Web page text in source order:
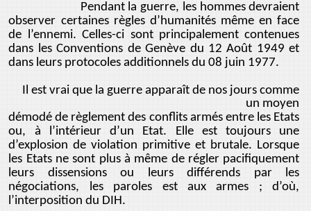
Pendant la guerre, les hommes devraient
observer certaines règles d’humanités même en face
de l’ennemi. Celles-ci sont principalement contenues
dans les Conventions de Genève du 12 Août 1949 et
dans leurs protocoles additionnels du 08 juin 1977.
Il est vrai que la guerre apparaît de nos jours comme
un moyen
démodé de règlement des conflits armés entre les Etats
ou, à l’intérieur d’un Etat. Elle est toujours une
d’explosion de violation primitive et brutale. Lorsque
les Etats ne sont plus à même de régler pacifiquement
leurs dissensions ou leurs différends par les
négociations, les paroles est aux armes ; d’où,
l’interposition du DIH.